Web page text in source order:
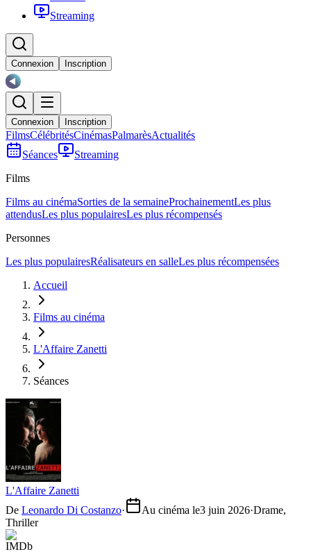
Streaming
Connexion Inscription
Connexion Inscription
FilmsCélébritésCinémasPalmarèsActualités
Séances
Streaming
Films
Films au cinémaSorties de la semaineProchainementLes plus
attendusLes plus populairesLes plus récompensés
Personnes
Les plus populairesRéalisateurs en salleLes plus récompensées
Accueil
Films au cinéma
L'Affaire Zanetti
Séances
L'Affaire Zanetti
De Leonardo Di Costanzo· Au cinéma le3 juin 2026·Drame,
Thriller